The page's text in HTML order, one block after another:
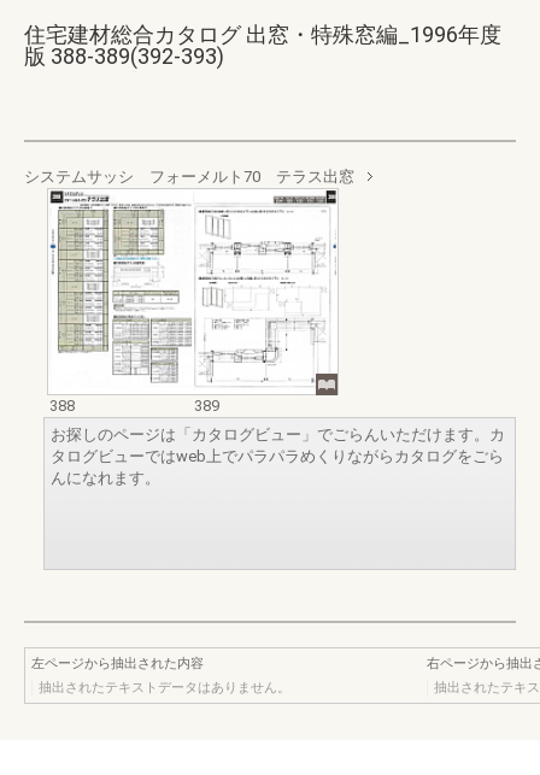
住宅建材総合カタログ 出窓・特殊窓編_1996年度
版 388-389(392-393)
システムサッシ フォーメルト70 テラス出窓
388
389
お探しのページは「カタログビュー」でごらんいただけます。カ
タログビューではweb上でパラパラめくりながらカタログをごら
んになれます。
左ページから抽出された内容
抽出されたテキストデータはありません。
右ページから抽出
抽出されたテキ